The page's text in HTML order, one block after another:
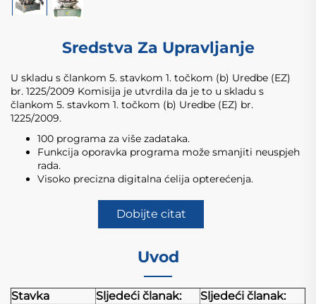
Sredstva Za Upravljanje
U skladu s člankom 5. stavkom 1. točkom (b) Uredbe (EZ)
br. 1225/2009 Komisija je utvrdila da je to u skladu s
člankom 5. stavkom 1. točkom (b) Uredbe (EZ) br.
1225/2009.
100 programa za više zadataka.
Funkcija oporavka programa može smanjiti neuspjeh
rada.
Visoko precizna digitalna ćelija opterećenja.
Dobijte citat
Uvod
Stavka Sljedeći članak:
Sljedeći članak: